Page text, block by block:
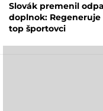
Slovák premenil
doplnok:
top športovci